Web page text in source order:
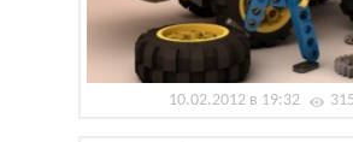
10.02.2012 в 19:32